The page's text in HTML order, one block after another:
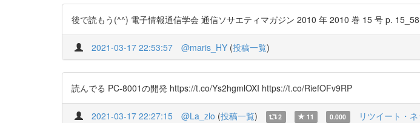
後で読もう(^^) 電子情報通信学会 通信ソサエティマガジン 2010 年 2010 巻 15 号 p.
2021-03-17 22:53:57 @maris_HY (投稿一覧)
読んでる PC-8001の開発 https://t.co/Ys2hgmlOXI https://t.co/RiefOFv9RP
2021-03-17 22:27:15 @La_zlo (投稿一覧) 2 11 0.000 リツイート・